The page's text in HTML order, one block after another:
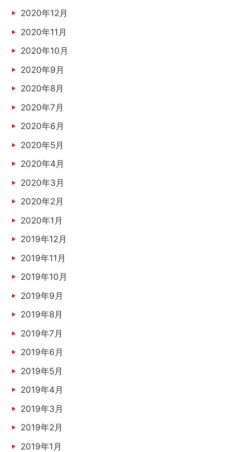
2020年12月
2020年11月
2020年10月
2020年9月
2020年8月
2020年7月
2020年6月
2020年5月
2020年4月
2020年3月
2020年2月
2020年1月
2019年12月
2019年11月
2019年10月
2019年9月
2019年8月
2019年7月
2019年6月
2019年5月
2019年4月
2019年3月
2019年2月
2019年1月